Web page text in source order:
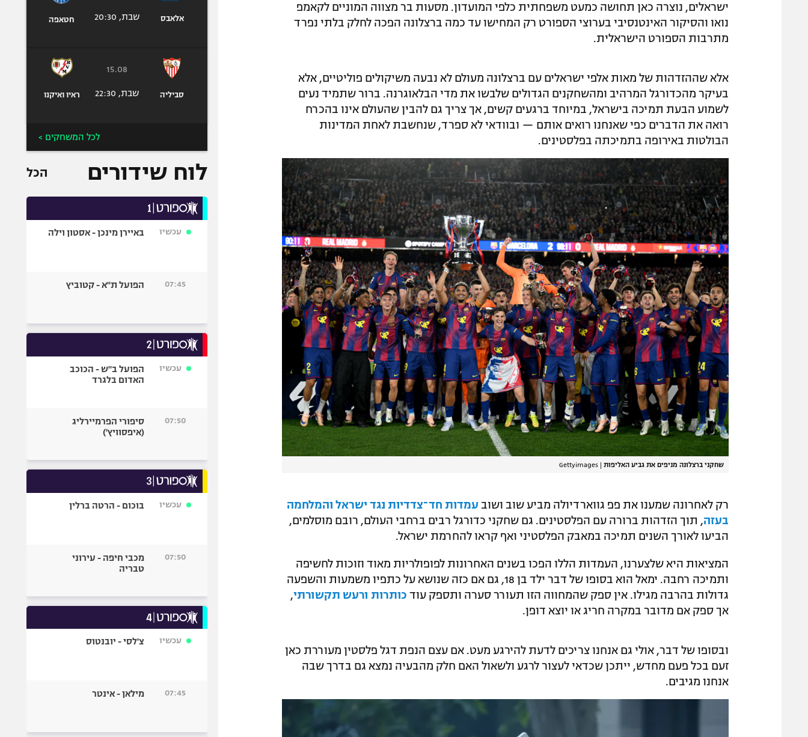
ישראלים, נוצרה כאן תחושה כמעט משפחתית כלפי המועדון. מסעות בר מצווה המוניים לקאמפ
נואו והסיקור האינטנסיבי בערוצי הספורט רק המחישו עד כמה ברצלונה הפכה לחלק בלתי נפרד
מתרבות הספורט הישראלית.
אלא שההזדהות של מאות אלפי ישראלים עם ברצלונה מעולם לא נבעה משיקולים פוליטיים, אלא
בעיקר מהכדורגל המרהיב ומהשחקנים הגדולים שלבשו את מדי הבלאוגרנה. ברור שתמיד נעים
לשמוע הבעת תמיכה בישראל, במיוחד ברגעים קשים, אך צריך גם להבין שהעולם אינו בהכרח
רואה את הדברים כפי שאנחנו רואים אותם — ובוודאי לא ספרד, שנחשבת לאחת המדינות
הבולטות באירופה בתמיכתה בפלסטינים.
שחקני ברצלונה מניפים את גביע האליפות |
Gettyimages
רק לאחרונה שמענו את פפ גווארדיולה מביע שוב ושוב עמדות חד־צדדיות נגד ישראל והמלחמה
בעזה, תוך הזדהות ברורה עם הפלסטינים. גם שחקני כדורגל רבים ברחבי העולם, רובם מוסלמים,
הביעו לאורך השנים תמיכה במאבק הפלסטיני ואף קראו להחרמת ישראל.
המציאות היא שלצערנו, העמדות הללו הפכו בשנים האחרונות לפופולריות מאוד וזוכות לחשיפה
ותמיכה רחבה. ימאל הוא בסופו של דבר ילד בן 18, גם אם כזה שנושא על כתפיו משמעות והשפעה
גדולות בהרבה מגילו. אין ספק שהמחווה הזו תעורר סערה ותספק עוד כותרות ורעש תקשורתי,
אך ספק אם מדובר במקרה חריג או יוצא דופן.
ובסופו של דבר, אולי גם אנחנו צריכים לדעת להירגע מעט. אם עצם הנפת דגל פלסטין מעוררת כאן
זעם בכל פעם מחדש, ייתכן שכדאי לעצור לרגע ולשאול האם חלק מהבעיה נמצא גם בדרך שבה
אנחנו מגיבים.
אלאבס שבת, 20:30 חטאפה
סביליה
15.08
שבת, 22:30 ראיו ואיקנו
לכל המשחקים >
לוח שידורים הכל
עכשיו באיירן מינכן - אסטון וילה
07:45 הפועל ת"א - קטוביץ
עכשיו
הפועל ב"ש - הכוכב
האדום בלגרד
07:50
סיפורי הפרמיירליג
(איפסוויץ')
עכשיו בוכום - הרטה ברלין
07:50
מכבי חיפה - עירוני
טבריה
עכשיו צ'לסי - יובנטוס
07:45 מילאן - אינטר